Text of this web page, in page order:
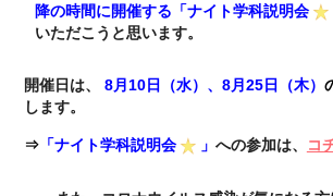
降の時間に開催する「ナイト学科説明会
いただこうと思います。
開催日は、 8月10日（水）、8月25日（木）
します。
⇒「ナイト学科説明会 」 への参加は、 コ